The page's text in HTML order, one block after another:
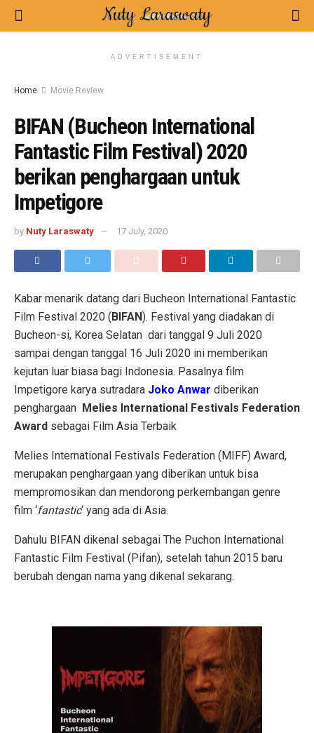
ADVERTISEMENT
Home Movie Review
BIFAN (Bucheon International
Fantastic Film Festival) 2020
berikan penghargaan untuk
Impetigore
by Nuty Laraswaty 17 July, 2020
Kabar menarik datang dari Bucheon International Fantastic
Film Festival 2020 (BIFAN). Festival yang diadakan di
Bucheon-si, Korea Selatan dari tanggal 9 Juli 2020
sampai dengan tanggal 16 Juli 2020 ini memberikan
kejutan luar biasa bagi Indonesia. Pasalnya film
Impetigore karya sutradara Joko Anwar diberikan
penghargaan Melies International Festivals Federation
Award sebagai Film Asia Terbaik
Melies International Festivals Federation (MIFF) Award,
merupakan penghargaan yang diberikan untuk bisa
mempromosikan dan mendorong perkembangan genre
film ‘fantastic‘ yang ada di Asia.
Dahulu BIFAN dikenal sebagai The Puchon International
Fantastic Film Festival (Pifan), setelah tahun 2015 baru
berubah dengan nama yang dikenal sekarang.